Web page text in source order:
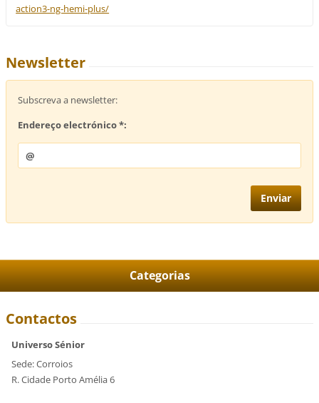
action3-ng-hemi-plus/
Newsletter
Subscreva a newsletter:
Endereço electrónico *:
Categorias
Contactos
Universo Sénior
Sede: Corroios
R. Cidade Porto Amélia 6